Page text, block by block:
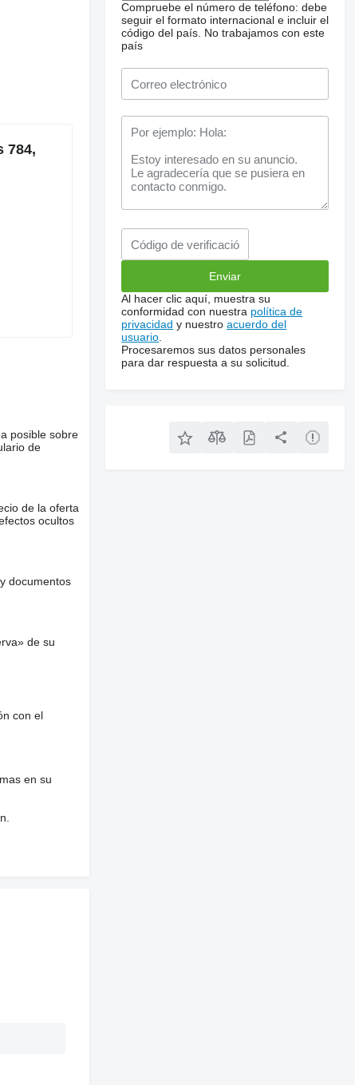
784,
posible sobre
de
de la oferta
ocultos
documentos
de su
con el
en su
Compruebe el número de teléfono: debe
seguir el formato internacional e incluir el
código del país. No trabajamos con este
país
Al hacer clic aquí, muestra su
conformidad con nuestra política de
privacidad y nuestroacuerdo del
usuario
Procesaremos sus datos personales
para dar respuesta a su solicitud.